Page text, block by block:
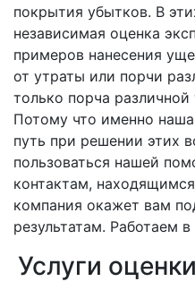
покрытия убытков. В
независимая оценка
примеров нанесения
от утраты или порчи
только порча
Потому что именно
путь при решении этих
пользоваться нашей
контактам,
компания окажет вам
результатам. Работаем
Услуги